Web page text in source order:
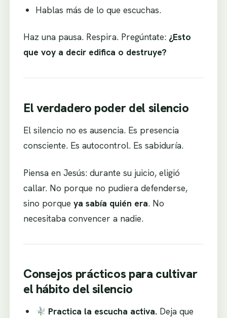
Hablas más de lo que escuchas.
Haz una pausa. Respira. Pregúntate: ¿Esto
que voy a decir edifica o destruye?
El verdadero poder del silencio
El silencio no es ausencia. Es presencia
consciente. Es autocontrol. Es sabiduría.
Piensa en Jesús: durante su juicio, eligió
callar. No porque no pudiera defenderse,
sino porque ya sabía quién era. No
necesitaba convencer a nadie.
Consejos prácticos para cultivar
el hábito del silencio
Practica la escucha activa. Deja que